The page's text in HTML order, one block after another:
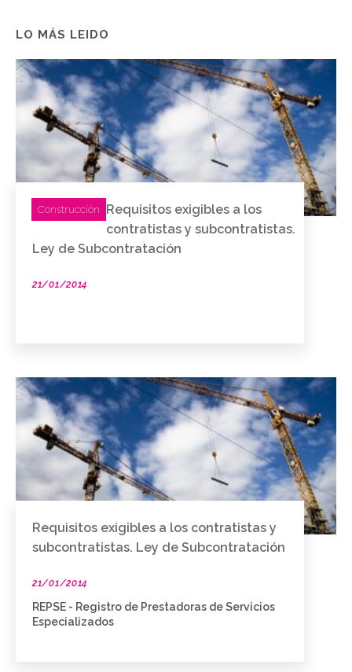
LO MÁS LEIDO
Construcción
Requisitos exigibles a los
contratistas y subcontratistas.
Ley de Subcontratación
21/01/2014
Requisitos exigibles a los contratistas y
subcontratistas. Ley de Subcontratación
21/01/2014
REPSE - Registro de Prestadoras de Servicios
Especializados